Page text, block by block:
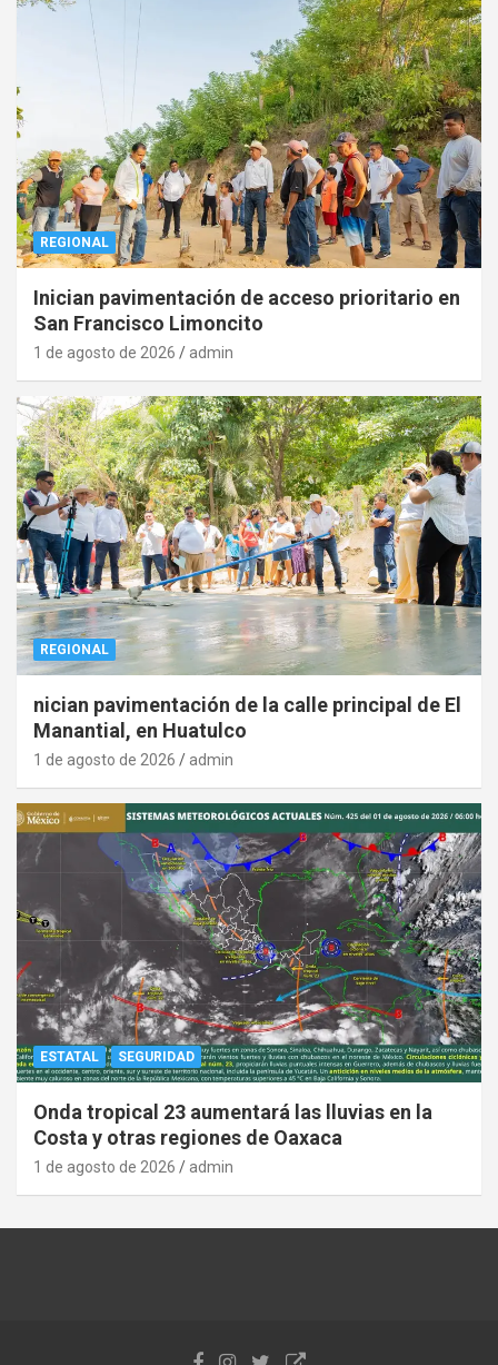
REGIONAL
Inician pavimentación de acceso prioritario en
San Francisco Limoncito
1 de agosto de 2026 admin
REGIONAL
nician pavimentación de la calle principal de El
Manantial, en Huatulco
1 de agosto de 2026 admin
ESTATAL SEGURIDAD
Onda tropical 23 aumentará las lluvias en la
Costa y otras regiones de Oaxaca
1 de agosto de 2026 admin